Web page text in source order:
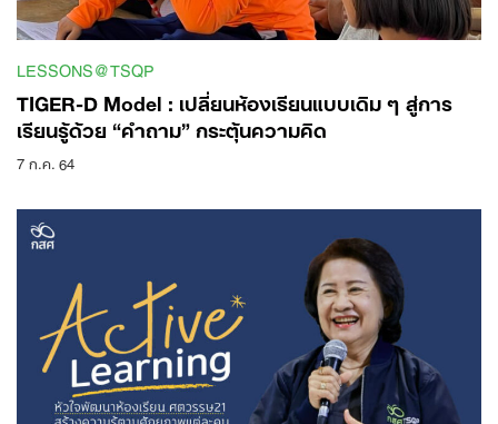
LESSONS@TSQP
TIGER-D Model : เปลี่ยนห้องเรียนแบบเดิม ๆ สู่การ
เรียนรู้ด้วย “คำถาม” กระตุ้นความคิด
7 ก.ค. 64